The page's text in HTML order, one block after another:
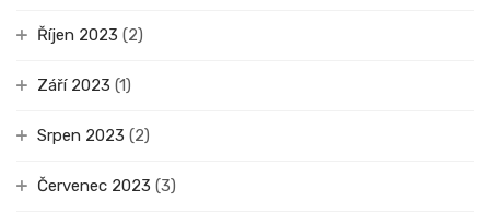
Říjen 2023 (2)
Září 2023 (1)
Srpen 2023 (2)
Červenec 2023 (3)